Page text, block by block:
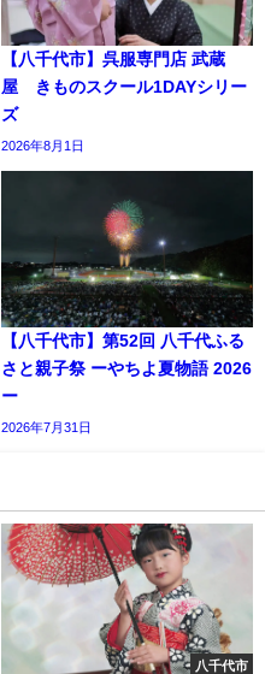
【八千代市】呉服専門店 武蔵
屋 きものスクール1DAYシリー
ズ
2026年8月1日
【八千代市】第52回 八千代ふる
さと親子祭 ーやちよ夏物語 2026
ー
2026年7月31日
八千代市